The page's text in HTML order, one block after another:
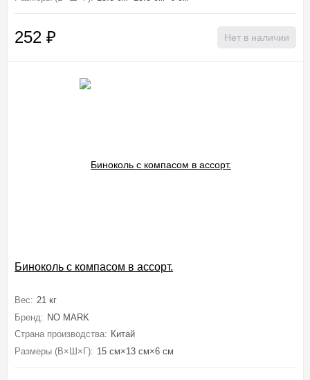
252 ₽ Нет в наличии
Биноколь с компасом в ассорт.
Вес: 21 кг
Бренд: NO MARK
Страна производства: Китай
Размеры (В×Ш×Г): 15 см×13 см×6 см